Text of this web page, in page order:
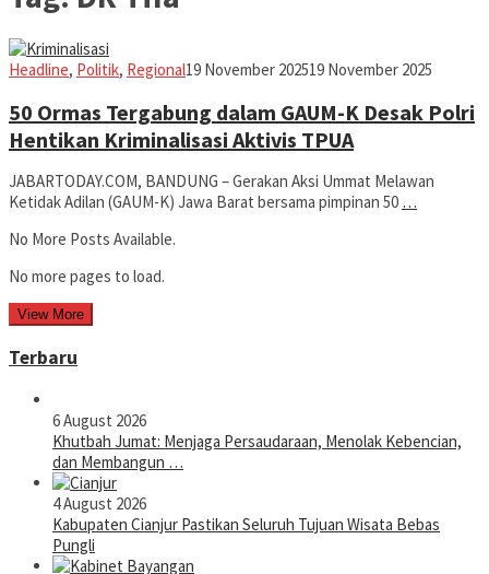
Headline, Politik, RegionalIman
19 November 202519 November 2025
50 Ormas Tergabung dalam GAUM-K Desak Polri
Hentikan Kriminalisasi Aktivis TPUA
JABARTODAY.COM, BANDUNG – Gerakan Aksi Ummat Melawan
Ketidak Adilan (GAUM-K) Jawa Barat bersama pimpinan 50 …
No More Posts Available.
No more pages to load.
View More
Terbaru
6 August 2026
Khutbah Jumat: Menjaga Persaudaraan, Menolak Kebencian,
dan Membangun …
4 August 2026
Kabupaten Cianjur Pastikan Seluruh Tujuan Wisata Bebas
Pungli